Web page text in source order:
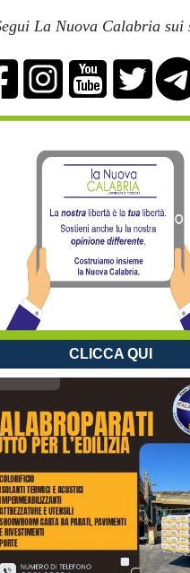
La Nuova Calabria sui
CLICCA QUI